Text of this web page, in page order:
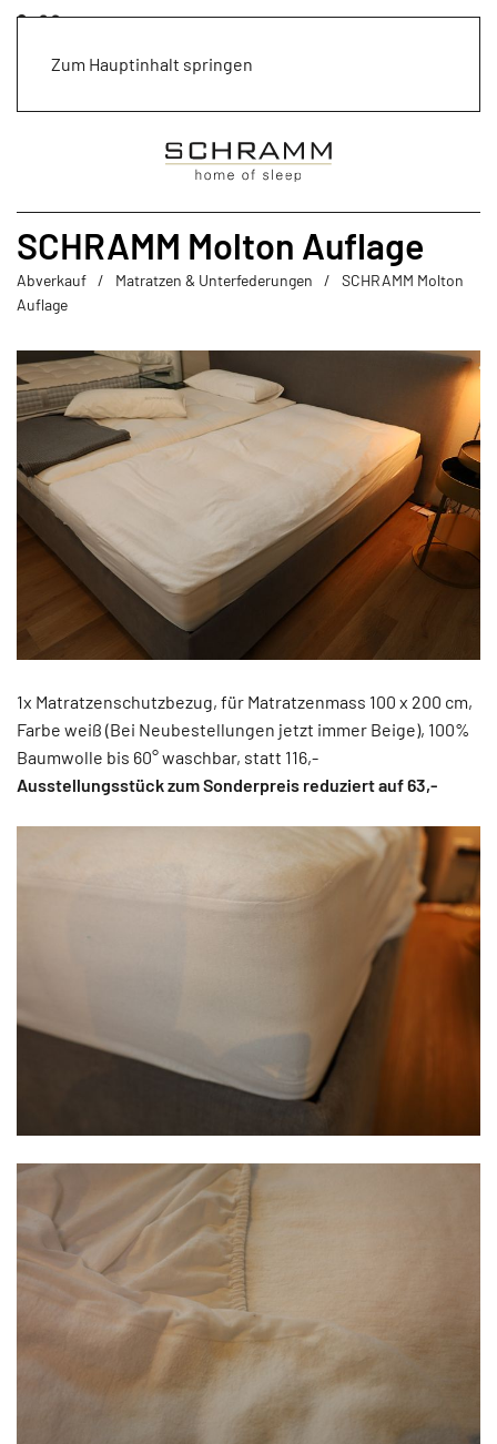
Zum Hauptinhalt springen
SCHRAMM Molton Auflage
Abverkauf Matratzen & Unterfederungen
SCHRAMM Molton
Auflage
1x Matratzenschutzbezug, für Matratzenmass 100 x 200 cm,
Farbe weiß (Bei Neubestellungen jetzt immer Beige), 100%
Baumwolle bis 60° waschbar, statt 116,-
Ausstellungsstück zum Sonderpreis reduziert auf 63,-